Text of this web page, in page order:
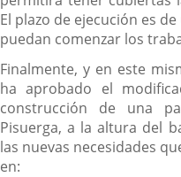
El plazo de ejecución es
puedan comenzar los
Finalmente, y en este
ha aprobado el
construcción de una
Pisuerga, a la altura del
las nuevas necesidades
en: